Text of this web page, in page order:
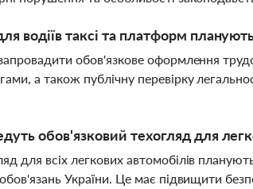
водіїв таксі та платформ
обов'язкове оформлення
а також публічну перевірку
обов'язковий техогляд для
для всіх легкових автомобілів
України. Це має підвищити